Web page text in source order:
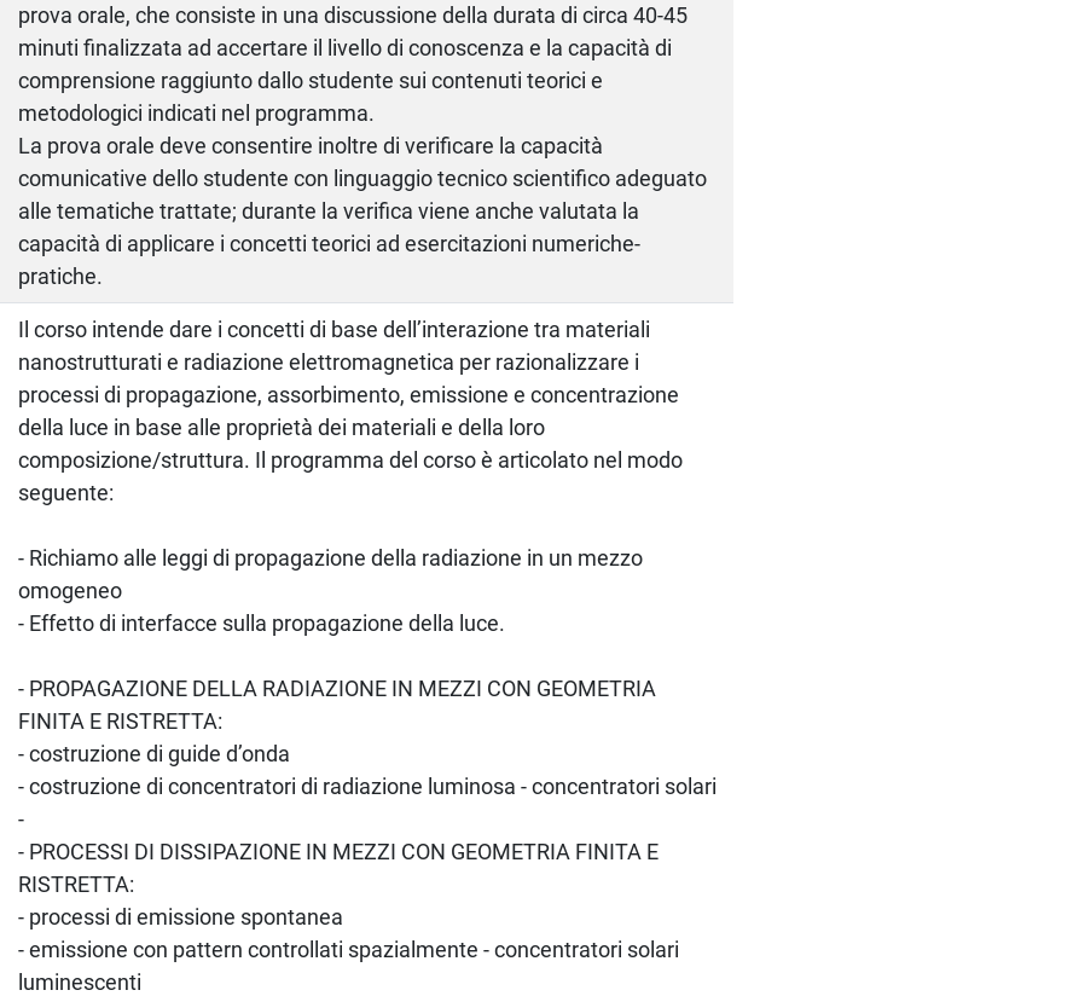
prova orale, che consiste in una discussione della durata di circa 40-45
minuti finalizzata ad accertare il livello di conoscenza e la capacità di
comprensione raggiunto dallo studente sui contenuti teorici e
metodologici indicati nel programma.
La prova orale deve consentire inoltre di verificare la capacità
comunicative dello studente con linguaggio tecnico scientifico adeguato
alle tematiche trattate; durante la verifica viene anche valutata la
capacità di applicare i concetti teorici ad esercitazioni numeriche-
pratiche.
Il corso intende dare i concetti di base dell’interazione tra materiali
nanostrutturati e radiazione elettromagnetica per razionalizzare i
processi di propagazione, assorbimento, emissione e concentrazione
della luce in base alle proprietà dei materiali e della loro
composizione/struttura. Il programma del corso è articolato nel modo
seguente:
- Richiamo alle leggi di propagazione della radiazione in un mezzo
omogeneo
- Effetto di interfacce sulla propagazione della luce.
- PROPAGAZIONE DELLA RADIAZIONE IN MEZZI CON GEOMETRIA
FINITA E RISTRETTA:
- costruzione di guide d’onda
- costruzione di concentratori di radiazione luminosa - concentratori solari
-
- PROCESSI DI DISSIPAZIONE IN MEZZI CON GEOMETRIA FINITA E
RISTRETTA:
- processi di emissione spontanea
- emissione con pattern controllati spazialmente - concentratori solari
luminescenti